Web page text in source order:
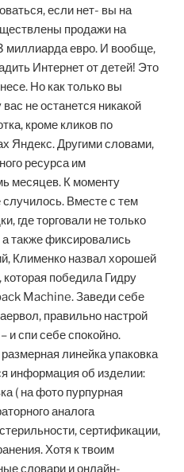
если нет- вы на
продажи на
евро. И вообще,
Интернет от детей! Это
Но как только вы
не останется никакой
кроме кликов по
Яндекс. Другими словами,
ресурса им
месяцев. К моменту
Вместе с тем
где торговали не только
также фиксировались
Клименко назвал хорошей
победила Гидру
Machine. Заведи себе
правильно настрой
и спи себе спокойно.
линейка упаковка
информация об изделии:
( на фото пурпурная
аналога
сертификации,
Хотя к твоим
словари и онлайн-